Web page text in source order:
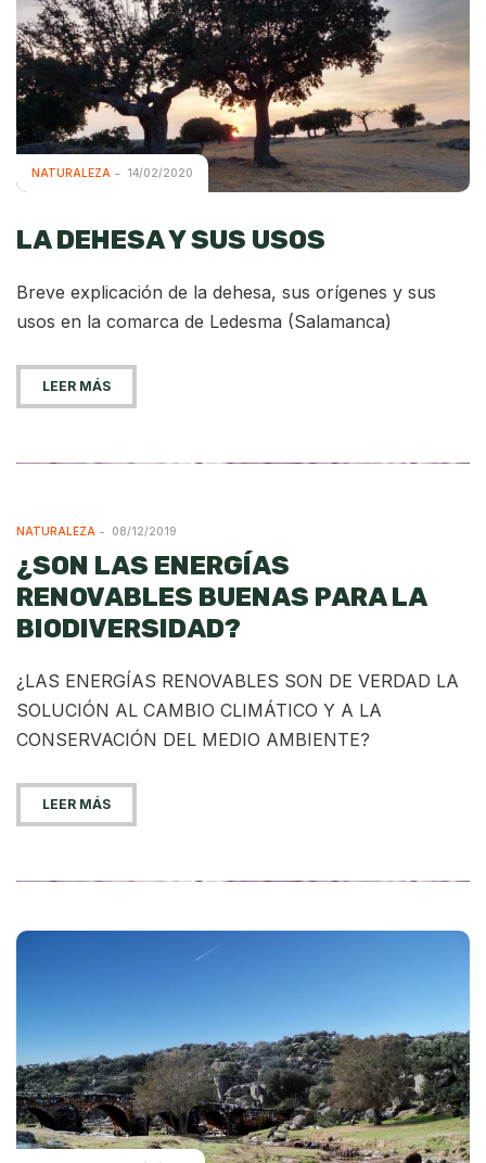
NATURALEZA 14/02/2020
LA DEHESA Y SUS USOS
Breve explicación de la dehesa, sus orígenes y sus
usos en la comarca de Ledesma (Salamanca)
LEER MÁS
NATURALEZA 08/12/2019
¿SON LAS ENERGÍAS
RENOVABLES BUENAS PARA LA
BIODIVERSIDAD?
¿LAS ENERGÍAS RENOVABLES SON DE VERDAD LA
SOLUCIÓN AL CAMBIO CLIMÁTICO Y A LA
CONSERVACIÓN DEL MEDIO AMBIENTE?
LEER MÁS